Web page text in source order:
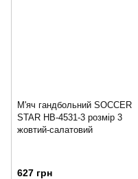
М'яч гандбольний SOCCER
STAR HB-4531-3 розмір 3
жовтий-салатовий
627 грн